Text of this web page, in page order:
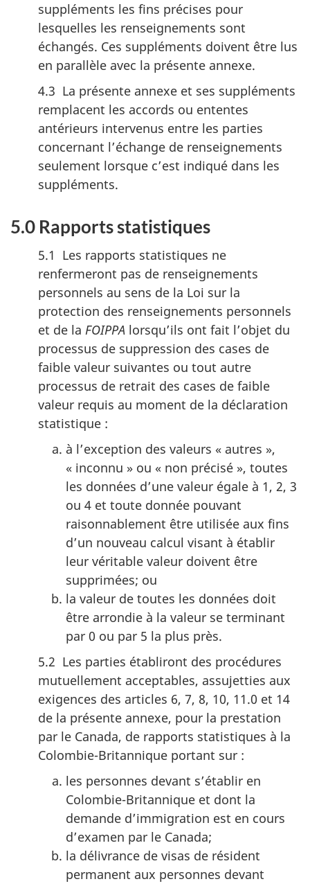
suppléments les fins précises pour
lesquelles les renseignements sont
échangés. Ces suppléments doivent être lus
en parallèle avec la présente annexe.
4.3 La présente annexe et ses suppléments
remplacent les accords ou ententes
antérieurs intervenus entre les parties
concernant l’échange de renseignements
seulement lorsque c’est indiqué dans les
suppléments.
5.0 Rapports statistiques
5.1 Les rapports statistiques ne
renfermeront pas de renseignements
personnels au sens de la Loi sur la
protection des renseignements personnels
et de la FOIPPA lorsqu’ils ont fait l’objet du
processus de suppression des cases de
faible valeur suivantes ou tout autre
processus de retrait des cases de faible
valeur requis au moment de la déclaration
statistique :
à l’exception des valeurs « autres »,
« inconnu » ou « non précisé », toutes
les données d’une valeur égale à 1, 2, 3
ou 4 et toute donnée pouvant
raisonnablement être utilisée aux fins
d’un nouveau calcul visant à établir
leur véritable valeur doivent être
supprimées; ou
la valeur de toutes les données doit
être arrondie à la valeur se terminant
par 0 ou par 5 la plus près.
5.2 Les parties établiront des procédures
mutuellement acceptables, assujetties aux
exigences des articles 6, 7, 8, 10, 11.0 et 14
de la présente annexe, pour la prestation
par le Canada, de rapports statistiques à la
Colombie-Britannique portant sur :
les personnes devant s’établir en
Colombie-Britannique et dont la
demande d’immigration est en cours
d’examen par le Canada;
la délivrance de visas de résident
permanent aux personnes devant